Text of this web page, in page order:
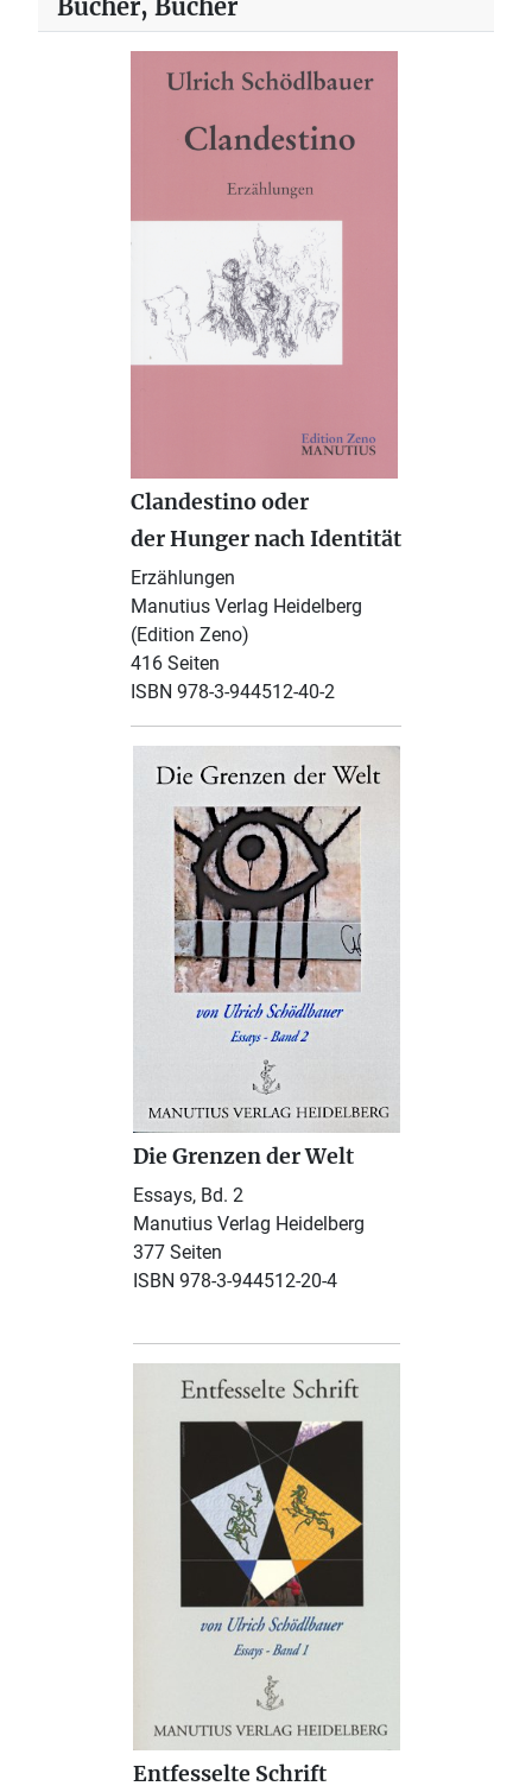
Bücher, Bücher
Clandestino oder
der Hunger nach Identität
Erzählungen
Manutius Verlag Heidelberg
(Edition Zeno)
416 Seiten
ISBN 978-3-944512-40-2
Die Grenzen der Welt
Essays, Bd. 2
Manutius Verlag Heidelberg
377 Seiten
ISBN 978-3-944512-20-4
Entfesselte Schrift